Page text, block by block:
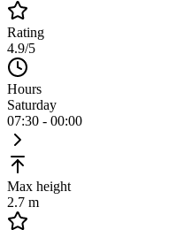
Rating
4.9/5
Hours
Saturday
07:30 - 00:00
Max height
2.7 m